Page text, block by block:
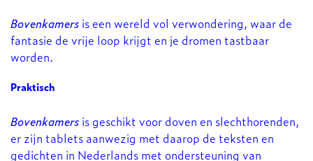
Bovenkamers is een wereld vol verwondering, waar de
fantasie de vrije loop krijgt en je dromen tastbaar
worden.
Praktisch
Bovenkamers is geschikt voor doven en slechthorenden,
er zijn tablets aanwezig met daarop de teksten en
gedichten in Nederlands met ondersteuning van